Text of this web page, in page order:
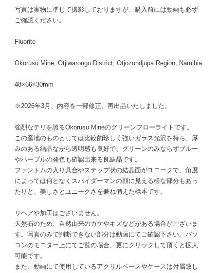
写真は実物に準じて撮影しておりますが、購入前には動画も必ず
ご確認ください。
Fluorite
Okorusu Mine, Otjiwarongo District, Otjozondjupa Region, Namibia
48×66×30mm
※2026年3月、内容を一部修正、再出品いたしました。
強烈なテリを誇るOkorusu Mineのグリーンフローライトです。
この産地のものとしては比較的珍しく強いガラス光沢を持ち、厚
みのある結晶ながら透明感も良好で、グリーンのみならずブルー
やパープルの発色も確認出来る良結晶です。
ファントムの入り具合やステップ状の結晶面がユニークで、角度
によっては何となくスパイダーマンの顔に見える様な部分もあっ
たりと、美しさとユニークさを兼ね備えた標本です。
リペアや加工はございません。
天然石のため、自然由来のカケやキズなどがある場合がございま
す。写真のみで判断できない部分は動画にてご確認下さい。パソ
コンのモニター上にてご覧の場合、更にクリックして頂くと拡大
可能です。
また、動画にて使用しているアクリルベースやケースは付属致し